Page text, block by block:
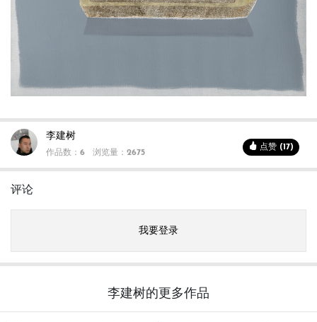
李建树
作品数：6 浏览量：2675
点赞 (17)
评论
我要登录
李建树的更多作品